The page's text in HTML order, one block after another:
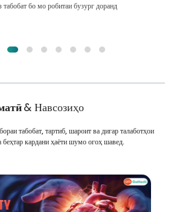
табобат бо мо робитаи бузург доранд
& Навсозиҳо
табобат, тартиб, шароит ва дигар талаботҳои
кардани ҳаёти шумо огоҳ шавед.